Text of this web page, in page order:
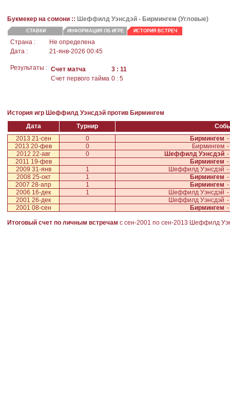
Букмекер на сомони :: Шеффилд Уэнcдэй - Бирмингем (Угловые)
СТАВКИ ИНФОРМАЦИЯ ОБ ИГРЕ ИСТОРИЯ ВСТРЕЧ
Страна :
Не определена
Дата :
21-янв-2026 00:45
Результаты : Счет матча
3 : 11
Счет первого тайма 0 : 5
История игр Шеффилд Уэнcдэй против Бирмингем
Дата
Турнир
2013 21-сен
0 Бирмингем -
2013 20-фев
0 Бирмингем -
2012 22-авг
0 Шеффилд Уэнcдэй -
2011 19-фев
Бирмингем -
2009 31-янв
1 Шеффилд Уэнcдэй -
2008 25-окт
1 Бирмингем -
2007 28-апр
1 Бирмингем -
2006 16-дек
1 Шеффилд Уэнcдэй -
2001 26-дек
Шеффилд Уэнcдэй -
2001 08-сен
Бирмингем -
Итоговый счет по личным встречам с сен-2001 по сен-2013 Шеффилд